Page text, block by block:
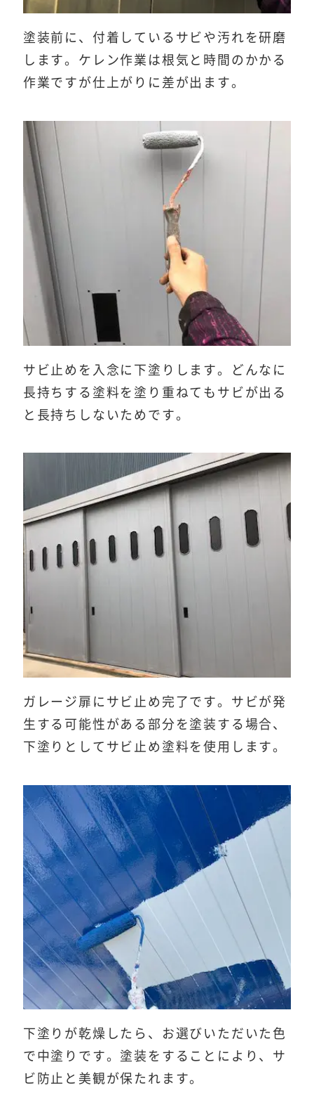
塗装前に、付着しているサビや汚れを研磨
します。ケレン作業は根気と時間のかかる
作業ですが仕上がりに差が出ます。
サビ止めを入念に下塗りします。どんなに
長持ちする塗料を塗り重ねてもサビが出る
と長持ちしないためです。
ガレージ扉にサビ止め完了です。サビが発
生する可能性がある部分を塗装する場合、
下塗りとしてサビ止め塗料を使用します。
下塗りが乾燥したら、お選びいただいた色
で中塗りです。塗装をすることにより、サ
ビ防止と美観が保たれます。